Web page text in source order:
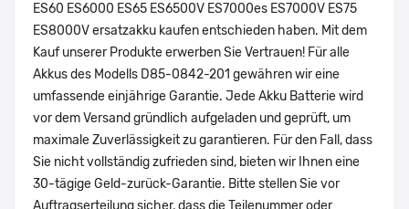
ES60 ES6000 ES65 ES6500V ES7000es ES7000V ES75
ES8000V ersatzakku kaufen entschieden haben. Mit dem
Kauf unserer Produkte erwerben Sie Vertrauen! Für alle
Akkus des Modells D85-0842-201 gewähren wir eine
umfassende einjährige Garantie. Jede Akku Batterie wird
vor dem Versand gründlich aufgeladen und geprüft, um
maximale Zuverlässigkeit zu garantieren. Für den Fall, dass
Sie nicht vollständig zufrieden sind, bieten wir Ihnen eine
30-tägige Geld-zurück-Garantie. Bitte stellen Sie vor